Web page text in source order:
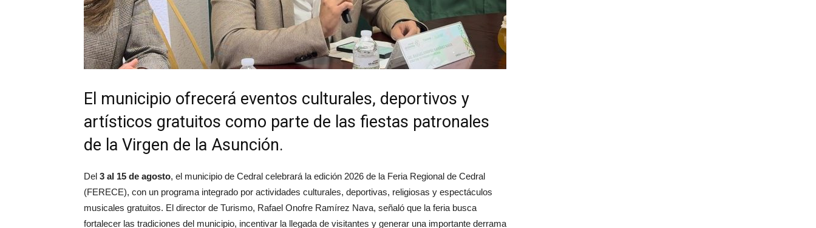
El municipio ofrecerá eventos culturales, deportivos y
artísticos gratuitos como parte de las fiestas patronales
de la Virgen de la Asunción.
Del 3 al 15 de agosto, el municipio de Cedral celebrará la edición 2026 de la Feria Regional de Cedral
(FERECE), con un programa integrado por actividades culturales, deportivas, religiosas y espectáculos
musicales gratuitos. El director de Turismo, Rafael Onofre Ramírez Nava, señaló que la feria busca
fortalecer las tradiciones del municipio, incentivar la llegada de visitantes y generar una importante derrama